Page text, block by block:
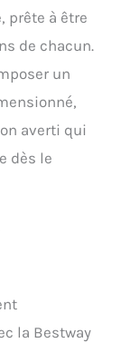
prête à être
de chacun.
un
averti qui
dès le
la Bestway